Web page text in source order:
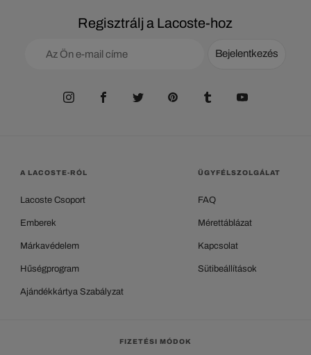
Regisztrálj a Lacoste-hoz
Bejelentkezés
A LACOSTE-RÓL
Lacoste Csoport
Emberek
Márkavédelem
Hűségprogram
Ajándékkártya Szabályzat
ÜGYFÉLSZOLGÁLAT
FAQ
Mérettáblázat
Kapcsolat
Sütibeállítások
FIZETÉSI MÓDOK